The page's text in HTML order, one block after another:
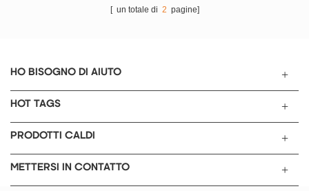
[ un totale di 2 pagine]
HO BISOGNO DI AIUTO
HOT TAGS
PRODOTTI CALDI
METTERSI IN CONTATTO